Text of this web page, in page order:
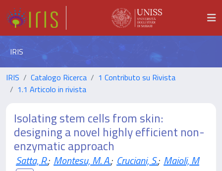
IRIS
IRIS Catalogo Ricerca
1 Contributo su Rivista
1.1 Articolo in rivista
Isolating stem cells from skin:
designing a novel highly efficient non-
enzymatic approach
Satta, R.; Montesu, M. A.; Cruciani, S.; Maioli, M